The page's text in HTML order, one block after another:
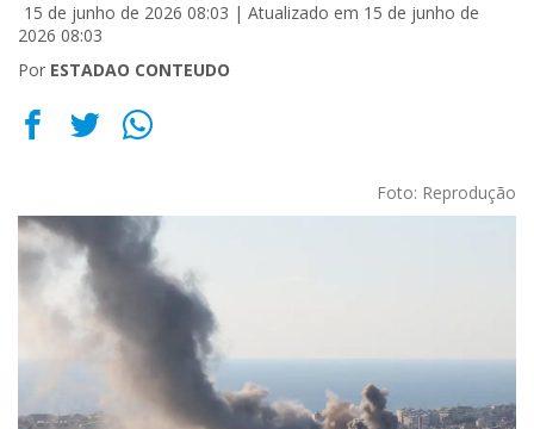
15 de junho de 2026 08:03 | Atualizado em 15 de junho de
2026 08:03
Por ESTADAO CONTEUDO
Foto: Reprodução